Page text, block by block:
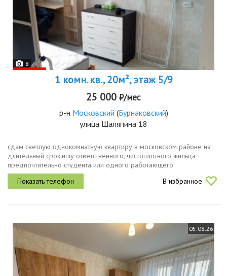
8
1 комн. кв., 20м², этаж 5/9
25 000 ₽/мес
р-н Московский (Бурнаковский)
улица Шаляпина 18
сдам светлую однокомнатную квартиру в московском районе на
длительный срок.ищу ответственного, чистоплотного жильца
предпочтительно студента или одного работающего
человека.местоположение 58 минут пешком до станции метро
бурнаковская рядом с метро...
В избранное
05.08.26